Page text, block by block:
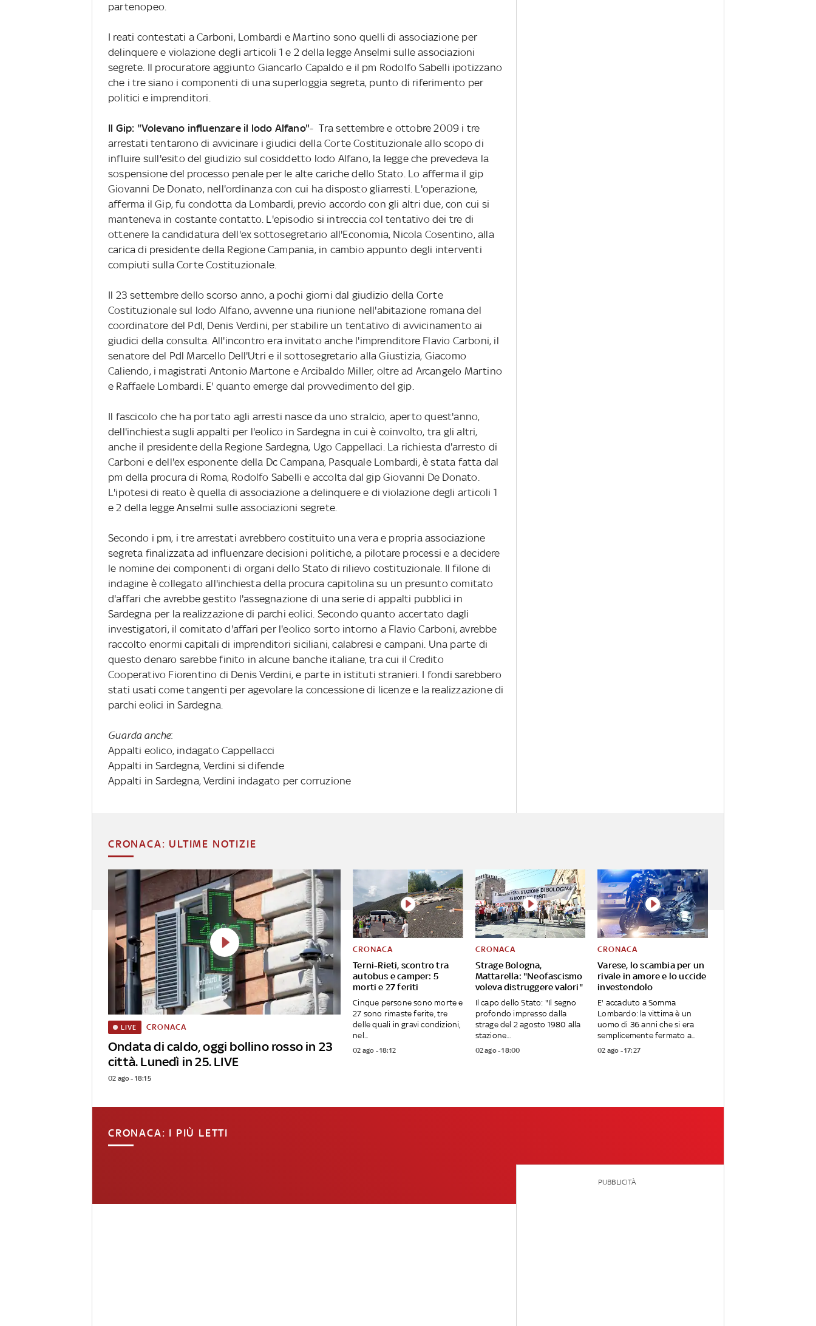
partenopeo.
I reati contestati a Carboni, Lombardi e Martino sono quelli di associazione per
delinquere e violazione degli articoli 1 e 2 della legge Anselmi sulle associazioni
segrete. Il procuratore aggiunto Giancarlo Capaldo e il pm Rodolfo Sabelli ipotizzano
che i tre siano i componenti di una superloggia segreta, punto di riferimento per
politici e imprenditori.
Il Gip: "Volevano influenzare il lodo Alfano"- Tra settembre e ottobre 2009 i tre
arrestati tentarono di avvicinare i giudici della Corte Costituzionale allo scopo di
influire sull'esito del giudizio sul cosiddetto lodo Alfano, la legge che prevedeva la
sospensione del processo penale per le alte cariche dello Stato. Lo afferma il gip
Giovanni De Donato, nell'ordinanza con cui ha disposto gliarresti. L'operazione,
afferma il Gip, fu condotta da Lombardi, previo accordo con gli altri due, con cui si
manteneva in costante contatto. L'episodio si intreccia col tentativo dei tre di
ottenere la candidatura dell'ex sottosegretario all'Economia, Nicola Cosentino, alla
carica di presidente della Regione Campania, in cambio appunto degli interventi
compiuti sulla Corte Costituzionale.
Il 23 settembre dello scorso anno, a pochi giorni dal giudizio della Corte
Costituzionale sul lodo Alfano, avvenne una riunione nell'abitazione romana del
coordinatore del Pdl, Denis Verdini, per stabilire un tentativo di avvicinamento ai
giudici della consulta. All'incontro era invitato anche l'imprenditore Flavio Carboni, il
senatore del Pdl Marcello Dell'Utri e il sottosegretario alla Giustizia, Giacomo
Caliendo, i magistrati Antonio Martone e Arcibaldo Miller, oltre ad Arcangelo Martino
e Raffaele Lombardi. E' quanto emerge dal provvedimento del gip.
Il fascicolo che ha portato agli arresti nasce da uno stralcio, aperto quest'anno,
dell'inchiesta sugli appalti per l'eolico in Sardegna in cui è coinvolto, tra gli altri,
anche il presidente della Regione Sardegna, Ugo Cappellaci. La richiesta d'arresto di
Carboni e dell'ex esponente della Dc Campana, Pasquale Lombardi, è stata fatta dal
pm della procura di Roma, Rodolfo Sabelli e accolta dal gip Giovanni De Donato.
L'ipotesi di reato è quella di associazione a delinquere e di violazione degli articoli 1
e 2 della legge Anselmi sulle associazioni segrete.
Secondo i pm, i tre arrestati avrebbero costituito una vera e propria associazione
segreta finalizzata ad influenzare decisioni politiche, a pilotare processi e a decidere
le nomine dei componenti di organi dello Stato di rilievo costituzionale. Il filone di
indagine è collegato all'inchiesta della procura capitolina su un presunto comitato
d'affari che avrebbe gestito l'assegnazione di una serie di appalti pubblici in
Sardegna per la realizzazione di parchi eolici. Secondo quanto accertato dagli
investigatori, il comitato d'affari per l'eolico sorto intorno a Flavio Carboni, avrebbe
raccolto enormi capitali di imprenditori siciliani, calabresi e campani. Una parte di
questo denaro sarebbe finito in alcune banche italiane, tra cui il Credito
Cooperativo Fiorentino di Denis Verdini, e parte in istituti stranieri. I fondi sarebbero
stati usati come tangenti per agevolare la concessione di licenze e la realizzazione di
parchi eolici in Sardegna.
Guarda anche:
Appalti eolico, indagato Cappellacci
Appalti in Sardegna, Verdini si difende
Appalti in Sardegna, Verdini indagato per corruzione
CRONACA: ULTIME NOTIZIE
Ondata di caldo, oggi bollino rosso in 23
città. Lunedì in 25. LIVE
LIVE CRONACA
02 ago - 18:15
Terni-Rieti, scontro tra
autobus e camper: 5
morti e 27 feriti
CRONACA
Cinque persone sono morte e
27 sono rimaste ferite, tre
delle quali in gravi condizioni,
nel...
02 ago - 18:12
Strage Bologna,
Mattarella: "Neofascismo
voleva distruggere valori"
CRONACA
Il capo dello Stato: "Il segno
profondo impresso dalla
strage del 2 agosto 1980 alla
stazione...
02 ago - 18:00
Varese, lo scambia per un
rivale in amore e lo uccide
investendolo
CRONACA
E' accaduto a Somma
Lombardo: la vittima è un
uomo di 36 anni che si era
semplicemente fermato a...
02 ago - 17:27
CRONACA: I PIÙ LETTI
PUBBLICITÀ